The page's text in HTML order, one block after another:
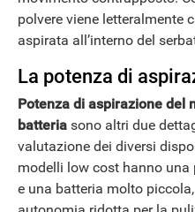
polvere viene letteralmente
aspirata all’interno del
La potenza di
Potenza di aspirazione del
batteria sono altri due
valutazione dei diversi
modelli low cost hanno
e una batteria molto